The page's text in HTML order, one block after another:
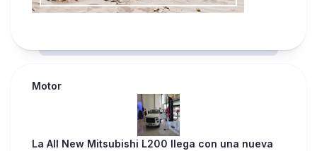
Motor
La All New Mitsubishi L200 llega con una nueva